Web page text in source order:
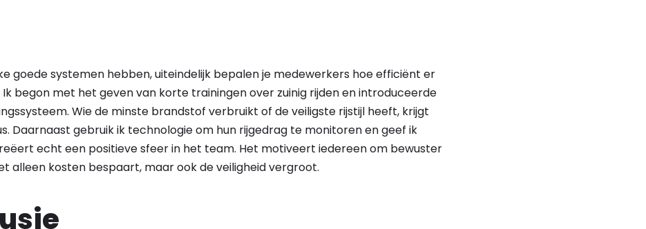
goede systemen hebben, uiteindelijk bepalen je medewerkers hoe efficiënt er
begon met het geven van korte trainingen over zuinig rijden en introduceerde
Wie de minste brandstof verbruikt of de veiligste rijstijl heeft, krijgt
Daarnaast gebruik ik technologie om hun rijgedrag te monitoren en geef ik
echt een positieve sfeer in het team. Het motiveert iedereen om bewuster
alleen kosten bespaart, maar ook de veiligheid vergroot.